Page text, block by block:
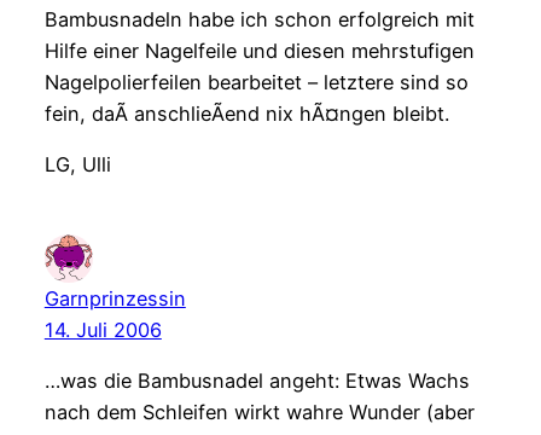
Bambusnadeln habe ich schon erfolgreich mit
Hilfe einer Nagelfeile und diesen mehrstufigen
Nagelpolierfeilen bearbeitet – letztere sind so
fein, daÃ anschlieÃend nix hÃ¤ngen bleibt.
LG, Ulli
Garnprinzessin
14. Juli 2006
…was die Bambusnadel angeht: Etwas Wachs
nach dem Schleifen wirkt wahre Wunder (aber